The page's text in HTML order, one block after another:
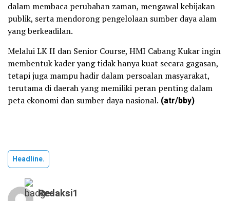
dalam membaca perubahan zaman, mengawal kebijakan
publik, serta mendorong pengelolaan sumber daya alam
yang berkeadilan.
Melalui LK II dan Senior Course, HMI Cabang Kukar ingin
membentuk kader yang tidak hanya kuat secara gagasan,
tetapi juga mampu hadir dalam persoalan masyarakat,
terutama di daerah yang memiliki peran penting dalam
peta ekonomi dan sumber daya nasional. (atr/bby)
Headline.
Redaksi1